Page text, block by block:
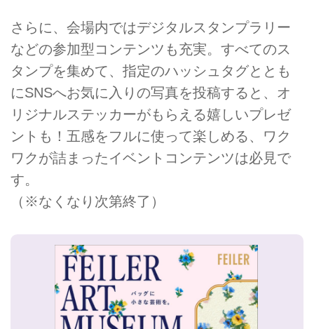
さらに、会場内ではデジタルスタンプラリー
などの参加型コンテンツも充実。すべてのス
タンプを集めて、指定のハッシュタグととも
にSNSへお気に入りの写真を投稿すると、オ
リジナルステッカーがもらえる嬉しいプレゼ
ントも！五感をフルに使って楽しめる、ワク
ワクが詰まったイベントコンテンツは必見で
す。
（※なくなり次第終了）